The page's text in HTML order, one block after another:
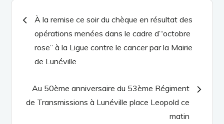
Navigation
de
l’article
À la remise ce soir du chèque en résultat des
opérations menées dans le cadre d’“octobre
rose” à la Ligue contre le cancer par la Mairie
de Lunéville
Au 50ème anniversaire du 53ème Régiment
de Transmissions à Lunéville place Leopold ce
matin